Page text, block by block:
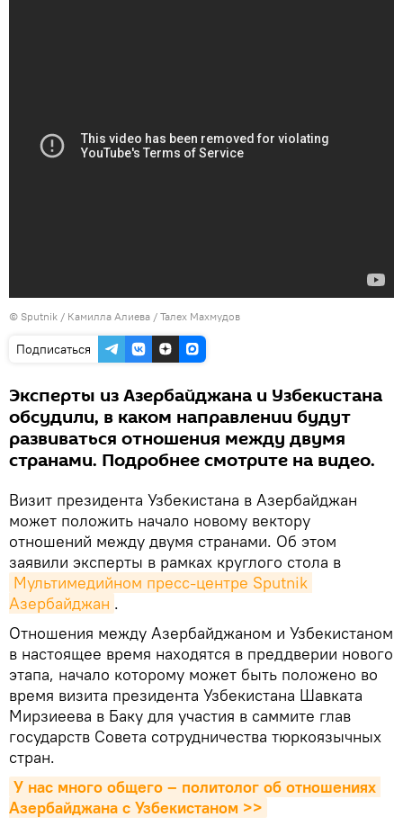
© Sputnik / Камилла Алиева / Талех Махмудов
Подписаться
Эксперты из Азербайджана и Узбекистана
обсудили, в каком направлении будут
развиваться отношения между двумя
странами. Подробнее смотрите на видео.
Визит президента Узбекистана в Азербайджан
может положить начало новому вектору
отношений между двумя странами. Об этом
заявили эксперты в рамках круглого стола в
Мультимедийном пресс-центре Sputnik
Азербайджан .
Отношения между Азербайджаном и Узбекистаном
в настоящее время находятся в преддверии нового
этапа, начало которому может быть положено во
время визита президента Узбекистана Шавката
Мирзиеева в Баку для участия в саммите глав
государств Совета сотрудничества тюркоязычных
стран.
У нас много общего – политолог об отношениях
Азербайджана с Узбекистаном >>